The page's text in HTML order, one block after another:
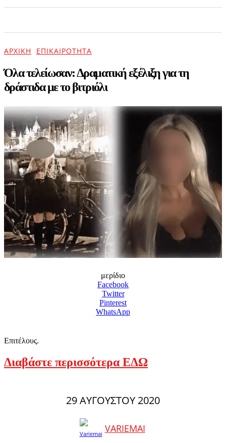
ΑΡΧΙΚΉ ΕΠΙΚΑΙΡΌΤΗΤΑ
Όλα τελείωσαν: Δραματική εξέλιξη για τη
δράστιδα με το βιτριόλι
μερίδιο
Facebook
Twitter
Pinterest
WhatsApp
Επιτέλους.
Διαβάστε περισσότερα ΕΔΩ
29 ΑΥΓΟΎΣΤΟΥ 2020
VARIEMAI